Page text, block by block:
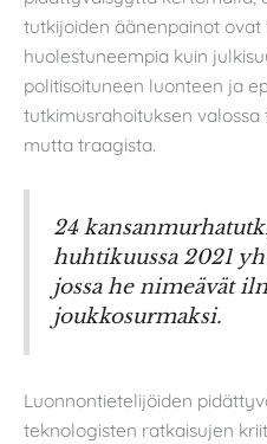
tutkijoiden äänenpainot ovat
huolestuneempia kuin
politisoituneen luonteen ja
tutkimusrahoituksen
mutta traagista.
24
huhtikuussa 2021
jossa he nimeävät
joukkosurmaksi.
Luonnontietelijöiden
teknologisten ratkaisujen